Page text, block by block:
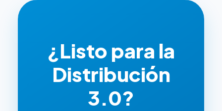
¿Listo para la
Distribución
3.0?